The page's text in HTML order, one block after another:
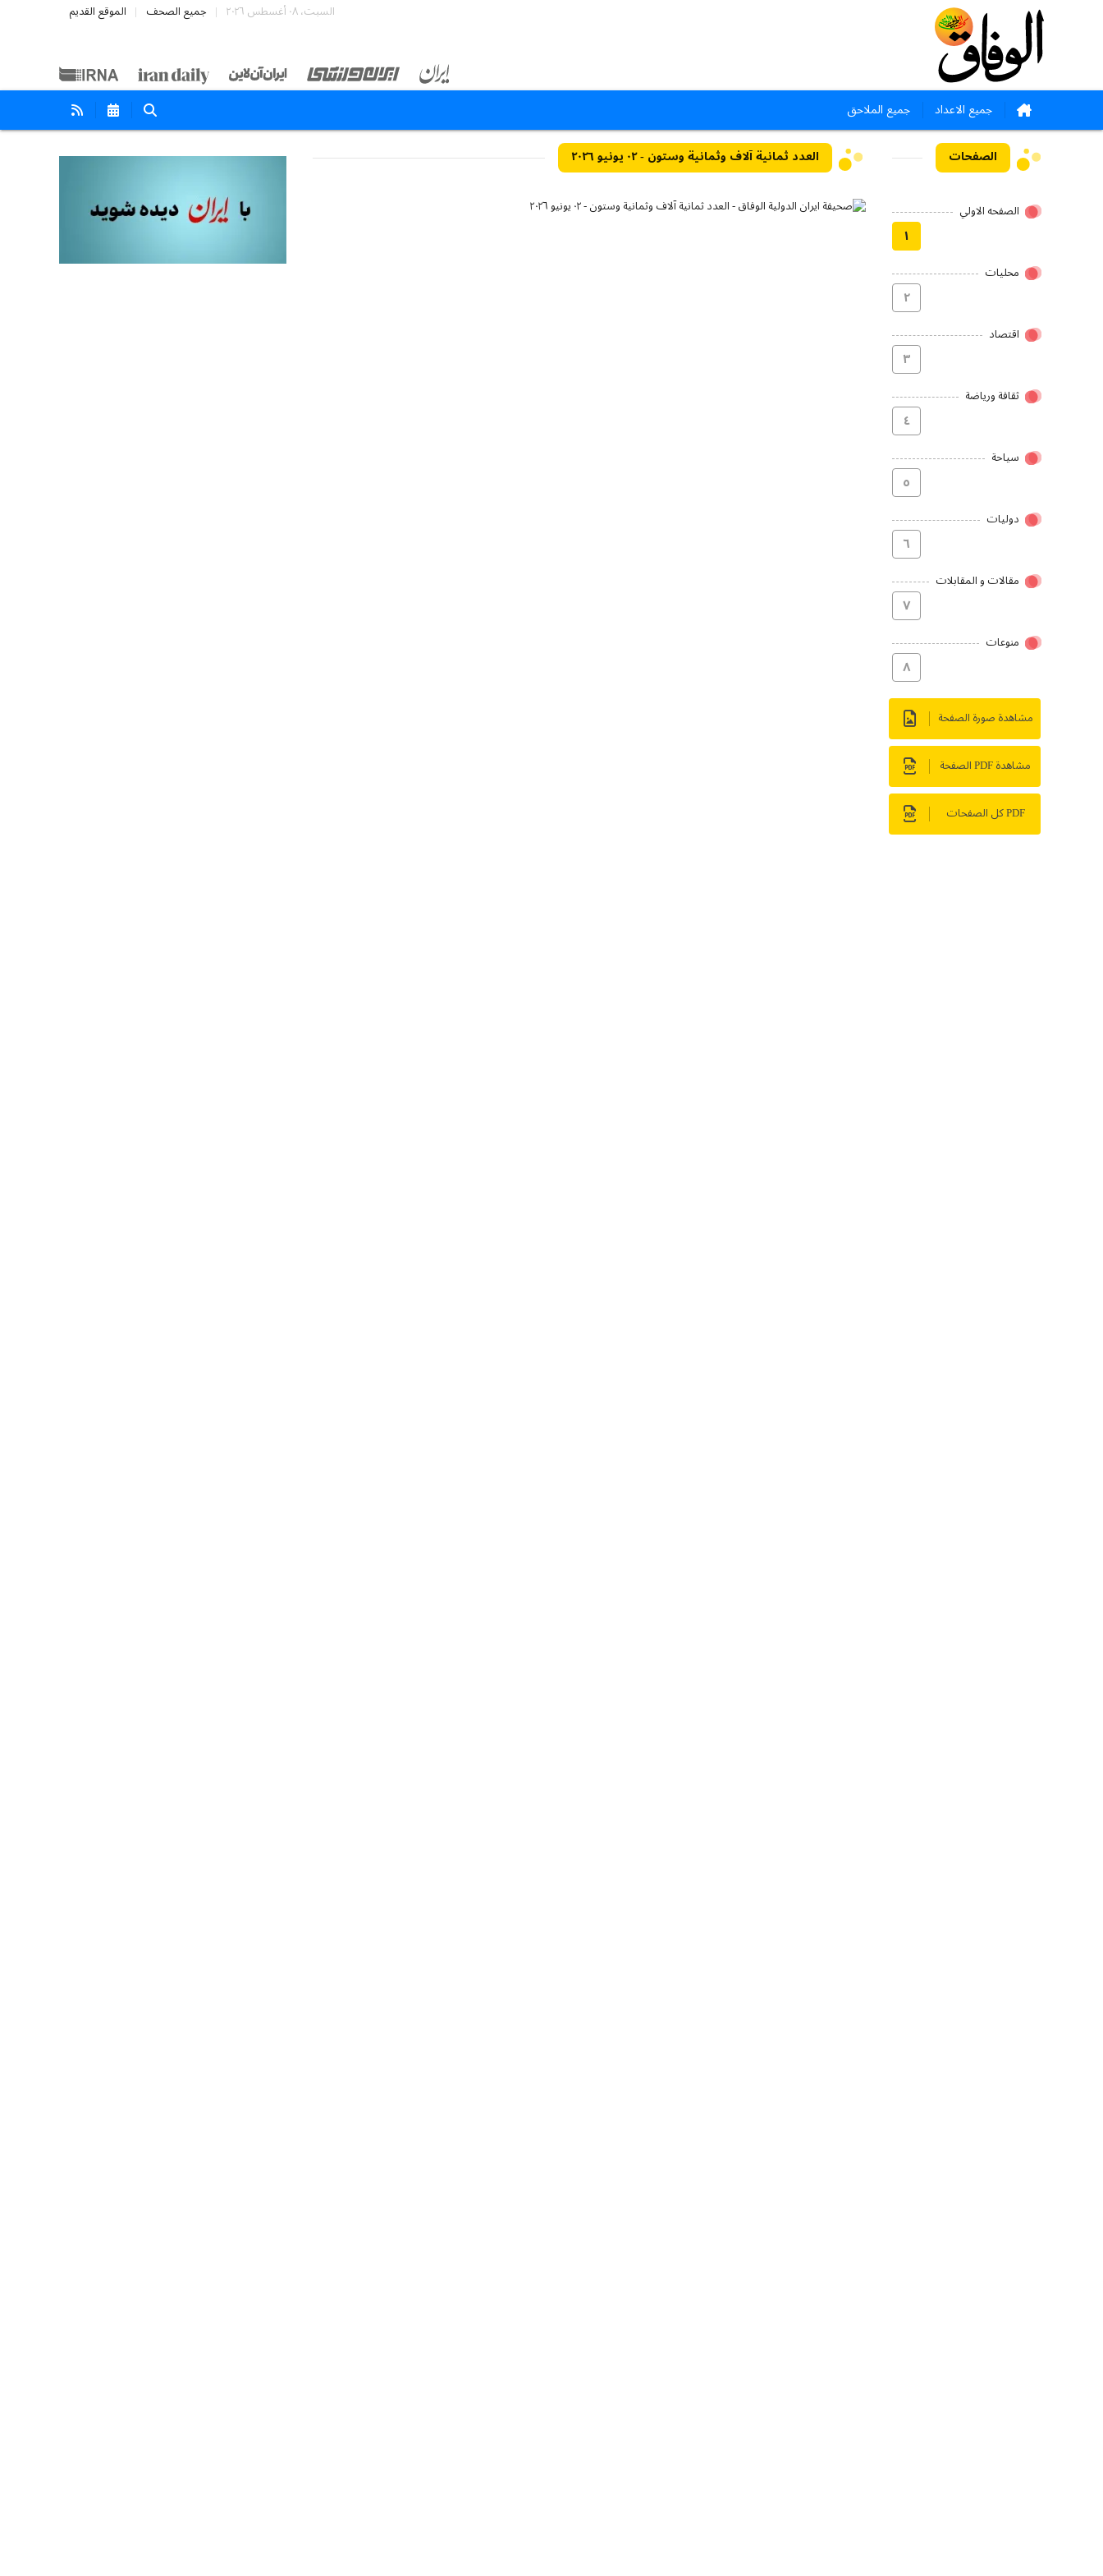
السبت، ٠٨ أغسطس ٢٠٢٦ جميع الصحف الموقع القديم
جميع الاعداد جميع الملاحق
الصفحات
الصفحه الاولي
۱
محلیات
۲
اقتصاد
۳
ثقافة ورياضة
٤
سیاحة
٥
دولیات
٦
مقالات و المقابلات
۷
منوعات
۸
مشاهدة صورة الصفحة
مشاهدة PDF الصفحة
PDF كل الصفحات
العدد ثمانية آلاف وثمانية وستون - ٠٢ يونيو ٢٠٢٦